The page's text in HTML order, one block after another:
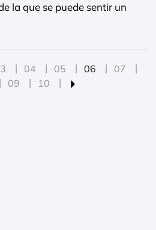
la que se puede sentir un
04 05 06
07
09 10